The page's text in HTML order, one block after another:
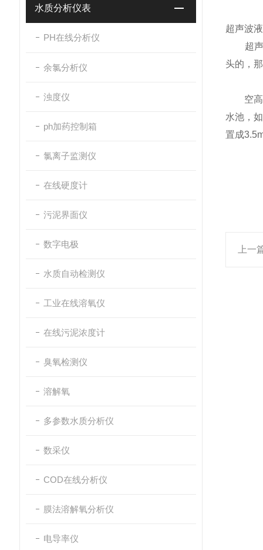
水质分析仪表
PH在线分析仪
余氯分析仪
浊度仪
ph加药控制箱
氯离子监测仪
在线硬度计
污泥界面仪
数字电极
水质自动检测仪
工业在线溶氧仪
在线污泥浓度计
臭氧检测仪
溶解氧
多参数水质分析仪
数采仪
COD在线分析仪
膜法溶解氧分析仪
电导率仪
超声波
超声波
头的，
空高一
水池，
置成
上一